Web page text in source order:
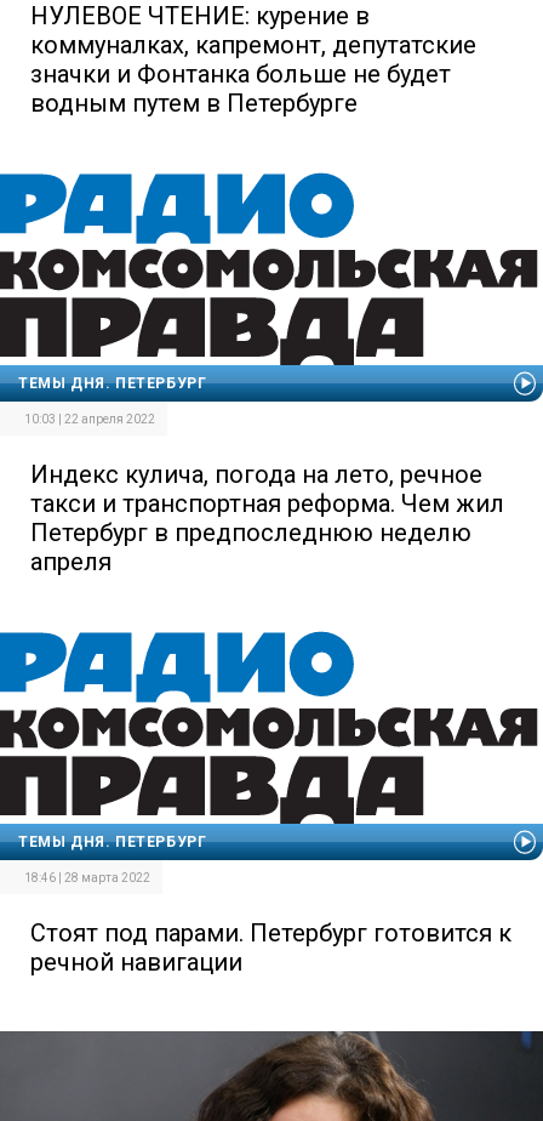
НУЛЕВОЕ ЧТЕНИЕ: курение в
коммуналках, капремонт, депутатские
значки и Фонтанка больше не будет
водным путем в Петербурге
ТЕМЫ ДНЯ. ПЕТЕРБУРГ
10:03 | 22 апреля 2022
Индекс кулича, погода на лето, речное
такси и транспортная реформа. Чем жил
Петербург в предпоследнюю неделю
апреля
ТЕМЫ ДНЯ. ПЕТЕРБУРГ
18:46 | 28 марта 2022
Стоят под парами. Петербург готовится к
речной навигации